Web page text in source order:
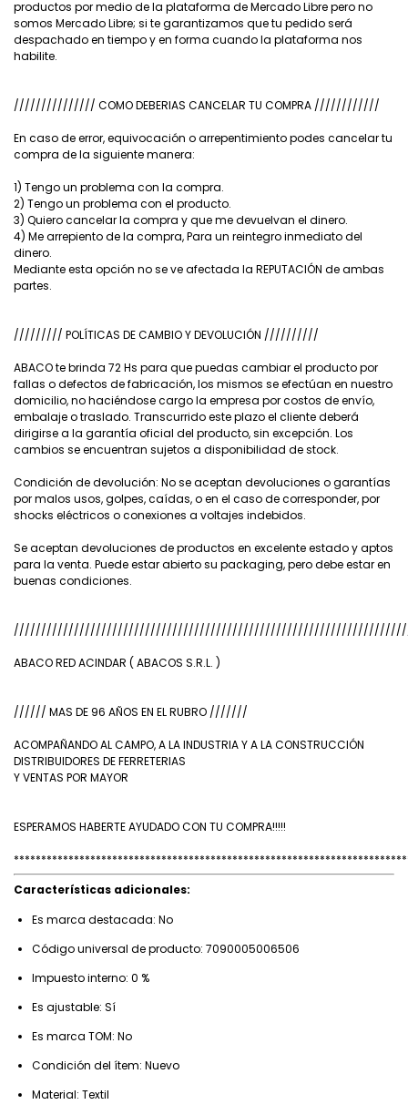
productos por medio de la plataforma de Mercado Libre pero no
somos Mercado Libre; si te garantizamos que tu pedido será
despachado en tiempo y en forma cuando la plataforma nos
habilite.
/////////////// COMO DEBERIAS CANCELAR TU COMPRA ////////////
En caso de error, equivocación o arrepentimiento podes cancelar tu
compra de la siguiente manera:
1) Tengo un problema con la compra.
2) Tengo un problema con el producto.
3) Quiero cancelar la compra y que me devuelvan el dinero.
4) Me arrepiento de la compra, Para un reintegro inmediato del
dinero.
Mediante esta opción no se ve afectada la REPUTACIÓN de ambas
partes.
///////// POLÍTICAS DE CAMBIO Y DEVOLUCIÓN //////////
ABACO te brinda 72 Hs para que puedas cambiar el producto por
fallas o defectos de fabricación, los mismos se efectúan en nuestro
domicilio, no haciéndose cargo la empresa por costos de envío,
embalaje o traslado. Transcurrido este plazo el cliente deberá
dirigirse a la garantía oficial del producto, sin excepción. Los
cambios se encuentran sujetos a disponibilidad de stock.
Condición de devolución: No se aceptan devoluciones o garantías
por malos usos, golpes, caídas, o en el caso de corresponder, por
shocks eléctricos o conexiones a voltajes indebidos.
Se aceptan devoluciones de productos en excelente estado y aptos
para la venta. Puede estar abierto su packaging, pero debe estar en
buenas condiciones.
ABACO RED ACINDAR ( ABACOS S.R.L. )
////// MAS DE 96 AÑOS EN EL RUBRO ///////
ACOMPAÑANDO AL CAMPO, A LA INDUSTRIA Y A LA CONSTRUCCIÓN
DISTRIBUIDORES DE FERRETERIAS
Y VENTAS POR MAYOR
ESPERAMOS HABERTE AYUDADO CON TU COMPRA!!!!!
Características adicionales:
Es marca destacada: No
Código universal de producto: 7090005006506
Impuesto interno: 0 %
Es ajustable: Sí
Es marca TOM: No
Condición del ítem: Nuevo
Material: Textil